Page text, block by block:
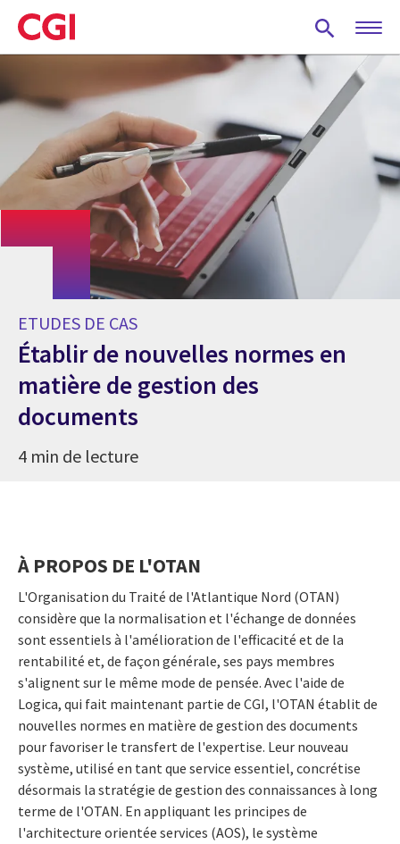
Skip
to
main
ETUDES DE CAS
Établir de nouvelles normes en
matière de gestion des
documents
4 min de lecture
À PROPOS DE L'OTAN
L'Organisation du Traité de l'Atlantique Nord (OTAN)
considère que la normalisation et l'échange de données
sont essentiels à l'amélioration de l'efficacité et de la
rentabilité et, de façon générale, ses pays membres
s'alignent sur le même mode de pensée. Avec l'aide de
Logica, qui fait maintenant partie de CGI, l'OTAN établit de
nouvelles normes en matière de gestion des documents
pour favoriser le transfert de l'expertise. Leur nouveau
système, utilisé en tant que service essentiel, concrétise
désormais la stratégie de gestion des connaissances à long
terme de l'OTAN. En appliquant les principes de
l'architecture orientée services (AOS), le système